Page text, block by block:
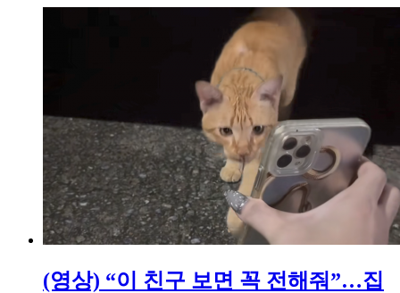
(영상) “이 친구 보면 꼭 전해줘”…집